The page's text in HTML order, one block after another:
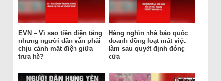
EVN – Vì sao tiền điện tăng
nhưng người dân vẫn phải
chịu cảnh mất điện giữa
trưa hè?
Hàng nghìn nhà báo quốc
doanh đồng loạt mất việc
làm sau quyết định đóng
cửa